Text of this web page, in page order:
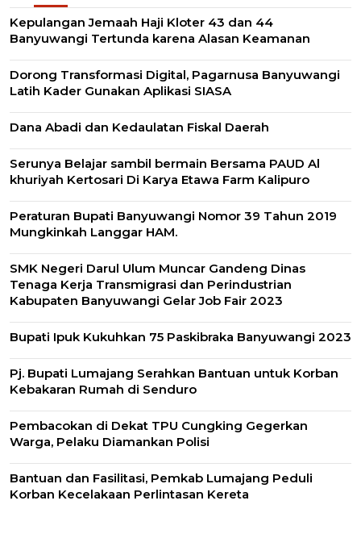
Kepulangan Jemaah Haji Kloter 43 dan 44
Banyuwangi Tertunda karena Alasan Keamanan
Dorong Transformasi Digital, Pagarnusa Banyuwangi
Latih Kader Gunakan Aplikasi SIASA
Dana Abadi dan Kedaulatan Fiskal Daerah
Serunya Belajar sambil bermain Bersama PAUD Al
khuriyah Kertosari Di Karya Etawa Farm Kalipuro
Peraturan Bupati Banyuwangi Nomor 39 Tahun 2019
Mungkinkah Langgar HAM.
SMK Negeri Darul Ulum Muncar Gandeng Dinas
Tenaga Kerja Transmigrasi dan Perindustrian
Kabupaten Banyuwangi Gelar Job Fair 2023
Bupati Ipuk Kukuhkan 75 Paskibraka Banyuwangi 2023
Pj. Bupati Lumajang Serahkan Bantuan untuk Korban
Kebakaran Rumah di Senduro
Pembacokan di Dekat TPU Cungking Gegerkan
Warga, Pelaku Diamankan Polisi
Bantuan dan Fasilitasi, Pemkab Lumajang Peduli
Korban Kecelakaan Perlintasan Kereta